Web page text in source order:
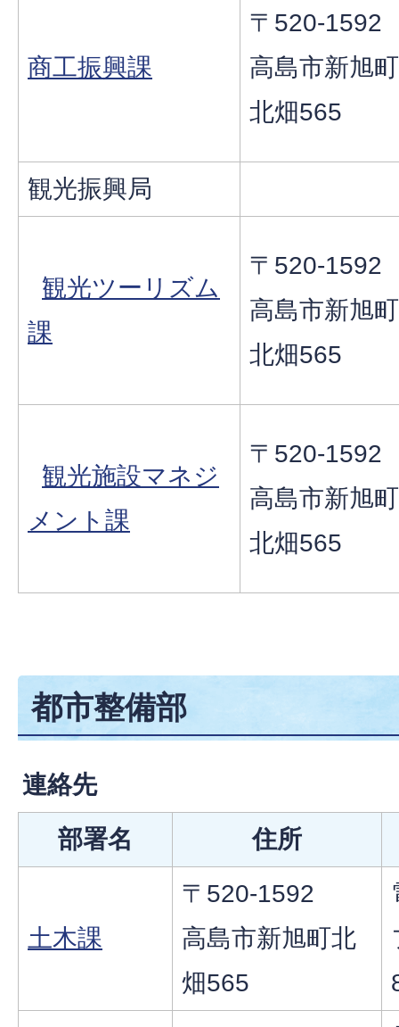
商工振興課
〒520-1592
高島市新旭町
北畑565
観光振興局
観光ツーリズム
課
〒520-1592
高島市新旭町
北畑565
観光施設マネジ
メント課
〒520-1592
高島市新旭町
北畑565
都市整備部
連絡先
部署名
住所
土木課
〒520-1592
高島市新旭町北
畑565